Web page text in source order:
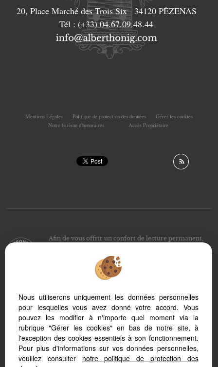
20, Place Marché des Trois Six 34120 PÉZENAS
Tél : (+33) 04.67.09.48.44
Mentions Légales Politique de protection des données
Gérer les cookies
Notre barème d'honoraires
Accès Propriétaire
Afin de vous offrir un confort de lecture permanent,
notre site s’adapte automatiquement aux différents types
d'écrans
Logiciel transaction
Création site immobilier
Référencement immobilier
Nous utiliserons uniquement les données personnelles
pour lesquelles vous avez donné votre accord. Vous
pouvez les modifier à n'importe quel moment via la
rubrique "Gérer les cookies" en bas de notre site, à
l'exception des cookies essentiels à son fonctionnement.
Pour plus d'informations sur vos données personnelles,
veuillez consulter notre politique de protection des